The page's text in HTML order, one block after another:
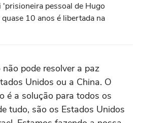
'prisioneira pessoal de Hugo
10 anos é libertada na
pode resolver a paz
Unidos ou a China. O
é a solução para todos os
tudo, são os Estados Unidos